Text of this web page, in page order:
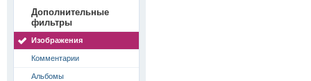
Дополнительные
фильтры
Изображения
Комментарии
Альбомы